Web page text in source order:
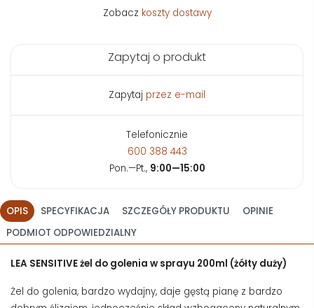
Zobacz koszty dostawy
Zapytaj o produkt
Zapytaj przez e-mail
Telefonicznie
600 388 443
Pon.—Pt., 9:00—15:00
OPIS SPECYFIKACJA SZCZEGÓŁY PRODUKTU
OPINIE
PODMIOT ODPOWIEDZIALNY
LEA SENSITIVE żel do golenia w sprayu 200ml (żółty duży)
Żel do golenia, bardzo wydajny, daje gęstą pianę z bardzo